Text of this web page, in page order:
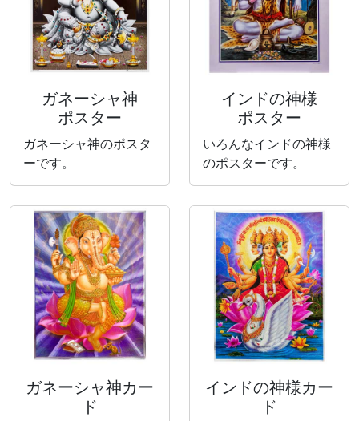
ガネーシャ神
ポスター
ガネーシャ神のポスタ
ーです。
インドの神様
ポスター
いろんなインドの神様
のポスターです。
ガネーシャ神カー
ド
インドの神様カー
ド